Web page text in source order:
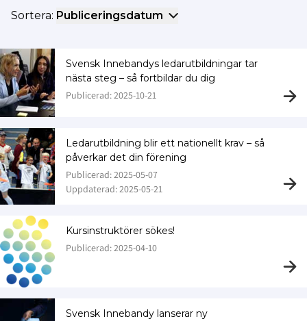
Sortera: Publiceringsdatum
Svensk Innebandys ledarutbildningar tar
nästa steg – så fortbildar du dig
Publicerad: 2025-10-21
Ledarutbildning blir ett nationellt krav – så
påverkar det din förening
Publicerad: 2025-05-07
Uppdaterad: 2025-05-21
Kursinstruktörer sökes!
Publicerad: 2025-04-10
Svensk Innebandy lanserar ny